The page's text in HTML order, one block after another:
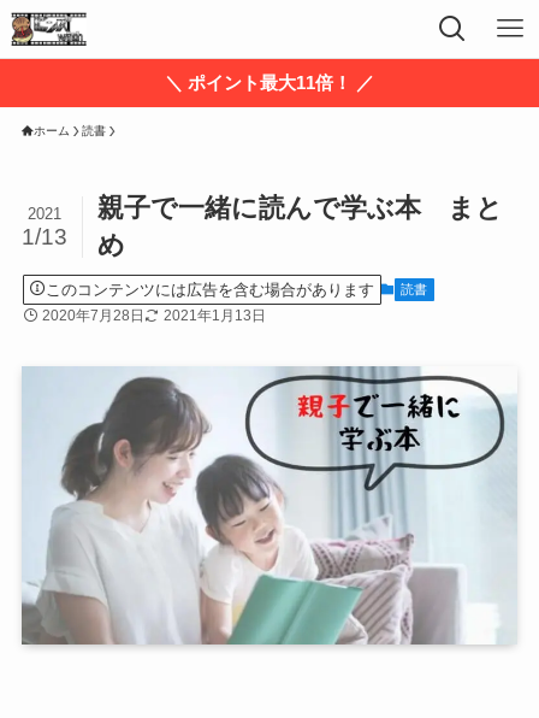
＼ ポイント最大11倍！ ／
ホーム 読書
親子で一緒に読んで学ぶ本 まと
め
2021
1/13
このコンテンツには広告を含む場合があります 読書
2020年7月28日 2021年1月13日